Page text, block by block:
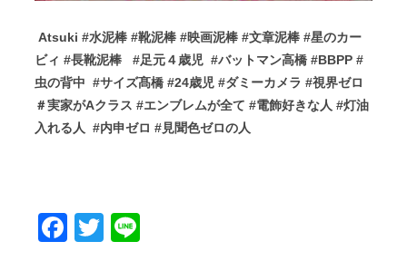
Atsuki #水泥棒 #靴泥棒 #映画泥棒 #文章泥棒 #星のカー
ビィ #長靴泥棒 #足元４歳児 #バットマン高橋 #BBPP #
虫の背中 #サイズ髙橋 #24歳児 #ダミーカメラ #視界ゼロ
＃実家がAクラス #エンブレムが全て #電飾好きな人 #灯油
入れる人 #内申ゼロ #見聞色ゼロの人
Facebook
Twitter